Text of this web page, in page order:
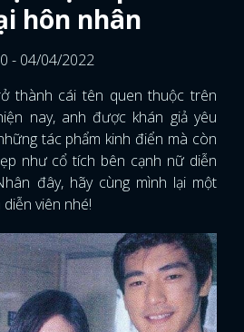
hôn nhân
- 04/04/2022
thành cái tên quen thuộc trên
nay, anh được khán giả yêu
tác phẩm kinh điển mà còn
như cổ tích bên cạnh nữ diễn
đây, hãy cùng mình lại một
viên nhé!